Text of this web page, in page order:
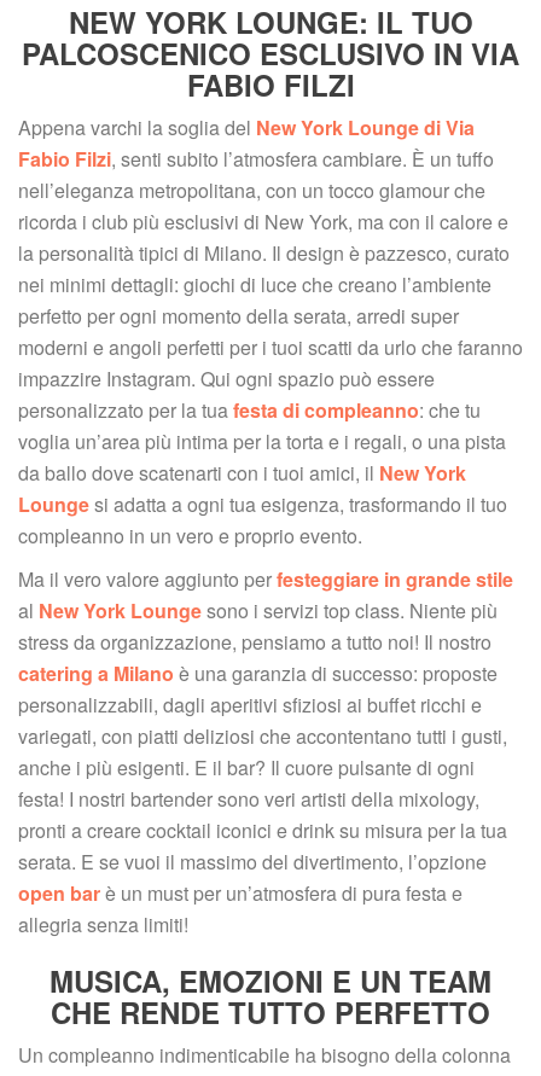
NEW YORK LOUNGE: IL TUO
PALCOSCENICO ESCLUSIVO IN VIA
FABIO FILZI
Appena varchi la soglia del New York Lounge di Via
Fabio Filzi, senti subito l’atmosfera cambiare. È un tuffo
nell’eleganza metropolitana, con un tocco glamour che
ricorda i club più esclusivi di New York, ma con il calore e
la personalità tipici di Milano. Il design è pazzesco, curato
nei minimi dettagli: giochi di luce che creano l’ambiente
perfetto per ogni momento della serata, arredi super
moderni e angoli perfetti per i tuoi scatti da urlo che faranno
impazzire Instagram. Qui ogni spazio può essere
personalizzato per la tua festa di compleanno: che tu
voglia un’area più intima per la torta e i regali, o una pista
da ballo dove scatenarti con i tuoi amici, il New York
Lounge si adatta a ogni tua esigenza, trasformando il tuo
compleanno in un vero e proprio evento.
Ma il vero valore aggiunto per festeggiare in grande stile
al New York Lounge sono i servizi top class. Niente più
tress da organizzazione, pensiamo a tutto noi! Il nostro
catering a Milano è una garanzia di successo: proposte
personalizzabili, dagli aperitivi sfiziosi ai buffet ricchi e
variegati, con piatti deliziosi che accontentano tutti i gusti,
anche i più esigenti. E il bar? Il cuore pulsante di ogni
festa! I nostri bartender sono veri artisti della mixology,
pronti a creare cocktail iconici e drink su misura per la tua
erata. E se vuoi il massimo del divertimento, l’opzione
open bar è un must per un’atmosfera di pura festa e
allegria senza limiti!
MUSICA, EMOZIONI E UN TEAM
CHE RENDE TUTTO PERFETTO
Un compleanno indimenticabile ha bisogno della colonna